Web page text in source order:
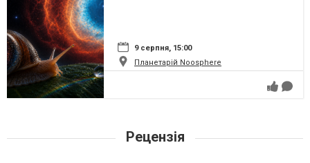
9 серпня, 15:00
Планетарій Noosphere
Рецензія